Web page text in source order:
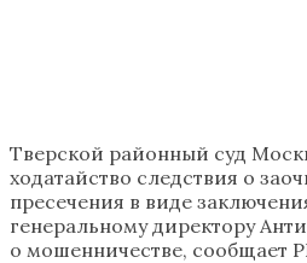
Тверской районный суд
ходатайство следствия о
пресечения в виде
генеральному директору
о мошенничестве, сообщает